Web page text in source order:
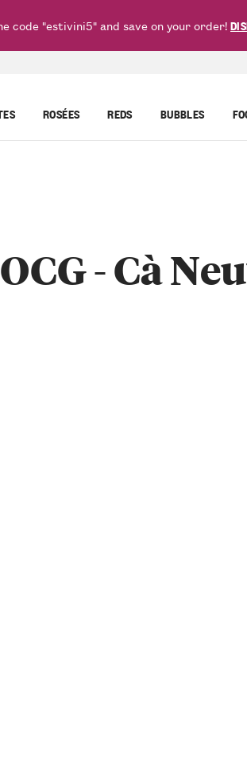
ROSÉES REDS BUBBLES
- Cà
code "estivini5" and save on your order!